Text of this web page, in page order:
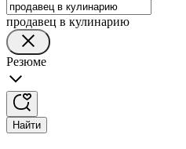
продавец в кулинарию
Резюме
Найти